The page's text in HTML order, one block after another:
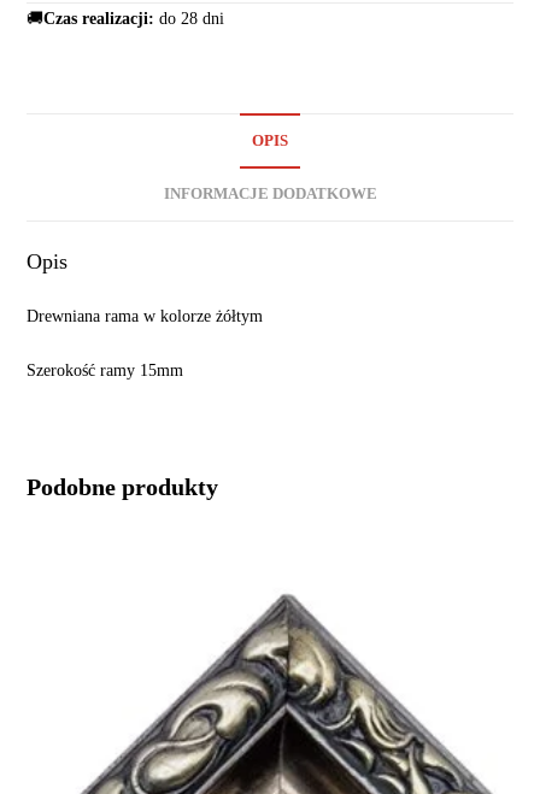
🚚Czas realizacji:do 28 dni
OPIS
INFORMACJE DODATKOWE
Opis
Drewniana rama w kolorze żółtym
Szerokość ramy 15mm
Podobne produkty